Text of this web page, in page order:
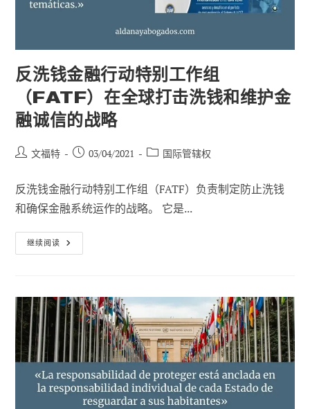
反洗钱金融行动特别工作组
（FATF）在全球打击洗钱和维护金
融诚信的战略
帖
作
者
文福特
已
布：
03/04/2021
职
类
别
国际管辖权
反洗钱金融行动特别工作组（FATF）负责制定防止洗钱
和确保金融系统运作的战略。 它是...
继续阅读 反
洗
动
特
别
工
作
组
（FATF）
在
全
球
打